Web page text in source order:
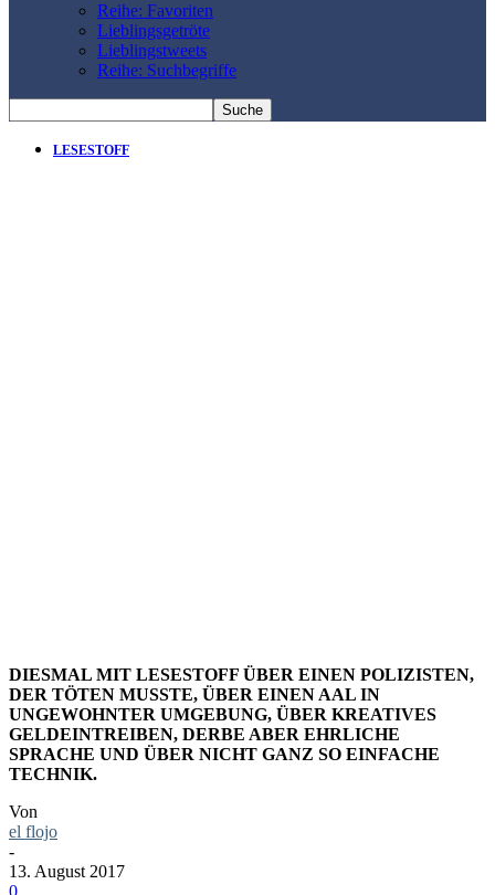
Reihe: Favoriten
Lieblingsgetröte
Lieblingstweets
Reihe: Suchbegriffe
LESESTOFF
DIESMAL MIT LESESTOFF ÜBER EINEN POLIZISTEN,
DER TÖTEN MUSSTE, ÜBER EINEN AAL IN
UNGEWOHNTER UMGEBUNG, ÜBER KREATIVES
GELDEINTREIBEN, DERBE ABER EHRLICHE
SPRACHE UND ÜBER NICHT GANZ SO EINFACHE
TECHNIK.
Von
el flojo
-
13. August 2017
0